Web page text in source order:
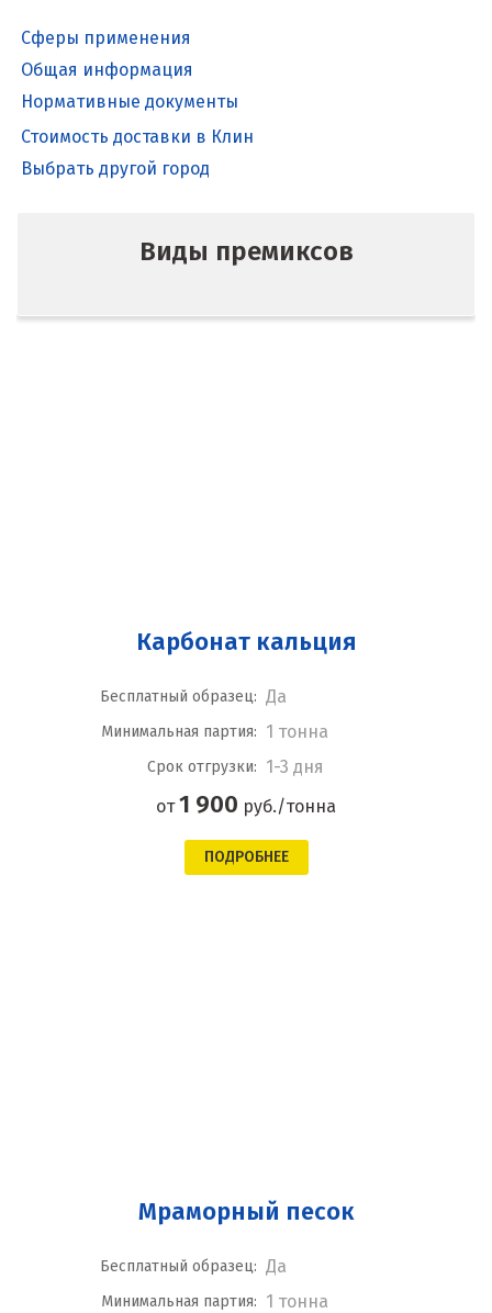
Сферы применения
Общая информация
Нормативные документы
Стоимость доставки в Клин
Выбрать другой город
Виды премиксов
Карбонат кальция
Бесплатный образец: Да
Минимальная партия: 1 тонна
Срок отгрузки: 1-3 дня
от1 900 руб./тонна
ПОДРОБНЕЕ
Мраморный песок
Бесплатный образец: Да
Минимальная партия: 1 тонна